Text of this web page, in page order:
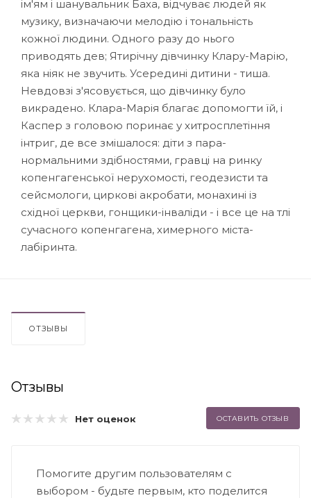
ім'ям і шанувальник Баха, відчуває людей як
музику, визначаючи мелодію і тональність
кожної людини. Одного разу до нього
приводять дев; Ятирічну дівчинку Клару-Марію,
яка ніяк не звучить. Усередині дитини - тиша.
Невдовзі з'ясовується, що дівчинку було
викрадено. Клара-Марія благає допомогти їй, і
Каспер з головою поринає у хитросплетіння
інтриг, де все змішалося: діти з пара-
нормальними здібностями, гравці на ринку
копенгагенської нерухомості, геодезисти та
сейсмологи, циркові акробати, монахині із
східної церкви, гонщики-інваліди - і все це на тлі
сучасного копенгагена, химерного міста-
лабіринта.
ОТЗЫВЫ
Отзывы
Нет оценок ОСТАВИТЬ ОТЗЫВ
Помогите другим пользователям с
выбором - будьте первым, кто поделится